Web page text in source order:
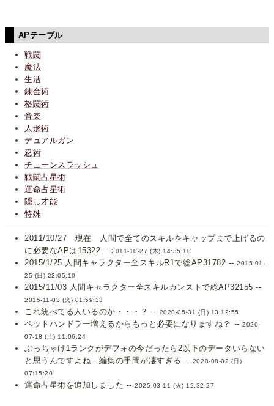
APテーブル
戦闘
魔法
生活
錬金術
格闘術
音楽
人形術
デュアルガン
忍術
チェーンスラッシュ
戦闘占星術
運命占星術
隠し才能
特殊
2011/10/27 現在 人間で全てのスキルをキャップまで上げるの
に必要なAPは15322 --2011-10-27 (木) 14:35:10
2015/1/25 人間キャラクター全スキルR1で総AP31782 --2015-01-
25 (日) 22:05:10
2015/11/03 人間キャラクター全スキルカンストで総AP32155 --
2015-11-03 (火) 01:59:33
これ統べてる人いるのか・・・？ -- 2020-05-31 (日) 13:12:55
ペットハンドラー増えるからもっと必要になりますね？ --2020-
07-18 (土) 11:06:24
ぶっちゃけ1ランクがデフォの今だったら2以下のデータいらない
と思うんですよね…編集の手間が凄すぎる -- 2020-08-02 (日)
07:15:20
運命占星術を追加しました --2025-03-11 (火) 12:32:27